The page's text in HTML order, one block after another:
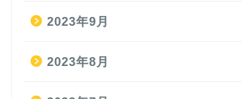
2023年9月
2023年8月